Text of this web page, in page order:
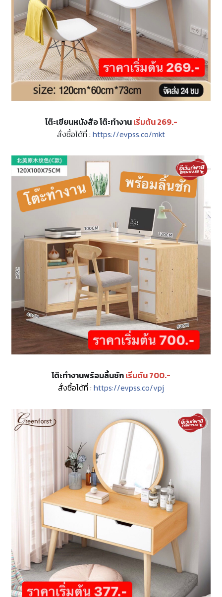
โต๊ะเขียนหนังสือ โต๊ะทำงานเริ่มต้น 269.-
สั่งซื้อได้ที่ : https://evpss.co/mkt
โต๊ะทำงานพร้อมลิ้นชักเริ่มต้น 700.-
สั่งซื้อได้ที่ : https://evpss.co/vpj